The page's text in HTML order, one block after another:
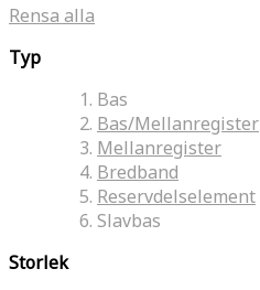
Rensa alla
Typ
Bas
Bas/Mellanregister
Mellanregister
Bredband
Reservdelselement
Slavbas
Storlek